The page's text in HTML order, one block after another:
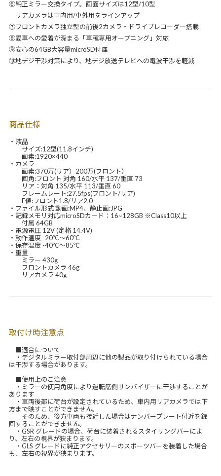
⑥純正ミラー交換タイプ。画面サイズは12型/10型
リアカメラは車内用/車外用をラインアップ
⑦フロントカメラ独立型の前後2カメラ・ドライブレコーダー搭載
⑧愛車への愛着が深まる「車種専用オープニング」対応
⑨安心の64GB大容量microSD付属
⑩地デジ干渉対策により、地デジ放送テレビへの電波干渉を軽減
商品仕様
・液晶
サイズ:12型(11.8インチ)
画素:1920×440
・カメラ
画素:370万(リア）200万(フロント）
画角:フロント 対角 160/水平 137/垂直 73
リア：対角 135/水平 113/垂直 60
フレームレート:27.5fps(フロント/リア)
F値:フロント1.8/リア2.0
・ファイル形式 動画:MP4、静止画:JPG
・記録メモリ対応microSDカード：16~128GB ※Class10以上
付属 64GB
・電源電圧 12V (定格 14.4V)
・動作温度 -20℃～60℃
・保存温度 -40℃～85℃
・重量
ミラー 430g
フロントカメラ 46g
リアカメラ 40g
取付け時注意点
■適合について
・デジタルミラー取付部周辺に他の製品が取り付けられている場合
は干渉する場合があります。
■使用上のご注意
・ミラーの使用角度により運転席側サンバイザーに干渉することが
あります
・車両後部に荷台が設定されているため、車内用リアカメラでは下
方まで映すことができません。
そのため、後方車両も接近した場合はナンバープレート付近を録
画することができません。
・GSR グレードの場合、荷台に装着されるスタイリングバーによ
り、左右の視界が狭まります。
・GLS グレードに純正アクセサリーのスポーツバーを装着した場合
も、左右の視界が狭まります。